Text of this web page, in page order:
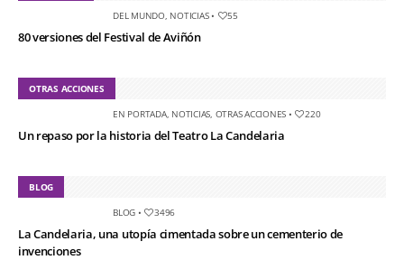
DEL MUNDO, NOTICIAS• 55
80 versiones del Festival de Aviñón
OTRAS ACCIONES
EN PORTADA, NOTICIAS OTRAS ACCIONES • 220
Un repaso por la historia del Teatro La Candelaria
BLOG
BLOG • 3496
La Candelaria, una utopía cimentada sobre un cementerio de
invenciones